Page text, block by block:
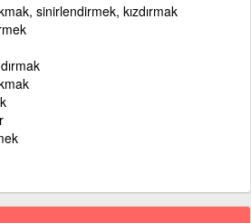
sinirlendirmek, kızdırmak